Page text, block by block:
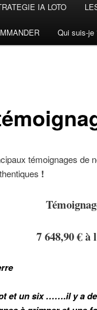
IA LOTO
Qui suis-je
témoignages de
!
7 648,90 €
et un six …….il y a